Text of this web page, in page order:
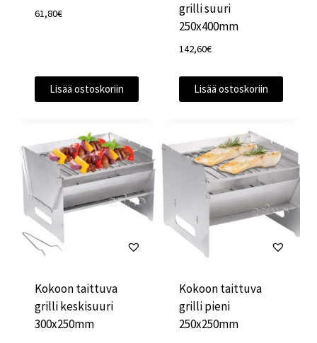
61,80€
Lisää ostoskoriin
grilli suuri
250x400mm
142,60€
Lisää ostoskoriin
Kokoon taittuva
grilli keskisuuri
300x250mm
Kokoon taittuva
grilli pieni
250x250mm